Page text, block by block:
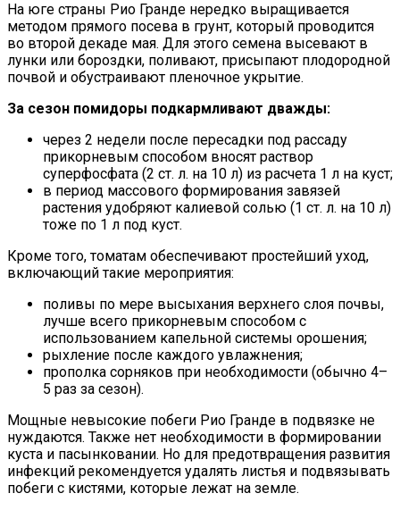
На юге страны Рио Гранде нередко выращивается
методом прямого посева в грунт, который проводится
во второй декаде мая. Для этого семена высевают в
лунки или бороздки, поливают, присыпают плодородной
почвой и обустраивают пленочное укрытие.
За сезон помидоры подкармливают дважды:
через 2 недели после пересадки под рассаду
прикорневым способом вносят раствор
суперфосфата (2 ст. л. на 10 л) из расчета 1 л на куст;
в период массового формирования завязей
растения удобряют калиевой солью (1 ст. л. на 10 л)
тоже по 1 л под куст.
Кроме того, томатам обеспечивают простейший уход,
включающий такие мероприятия:
поливы по мере высыхания верхнего слоя почвы,
лучше всего прикорневым способом с
использованием капельной системы орошения;
рыхление после каждого увлажнения;
прополка сорняков при необходимости (обычно 4–
5 раз за сезон).
Мощные невысокие побеги Рио Гранде в подвязке не
нуждаются. Также нет необходимости в формировании
куста и пасынковании. Но для предотвращения развития
инфекций рекомендуется удалять листья и подвязывать
побеги с кистями, которые лежат на земле.